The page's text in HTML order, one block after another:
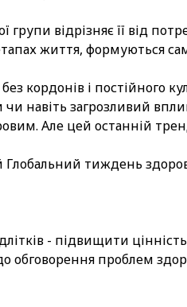
відрізняє її від
життя, формуються
кордонів і постійного
навіть загрозливий
Але цей останній
тиждень
- підвищити
проблем